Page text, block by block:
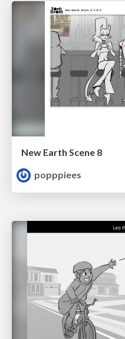
New Earth Scene 8
popppiees